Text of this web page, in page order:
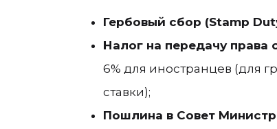
Гербовый сбор (Stamp
Налог на передачу права
6% для иностранцев (для
ставки);
Пошлина в Совет